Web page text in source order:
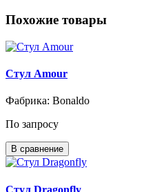
Похожие товары
Стул Amour
Фабрика: Bonaldo
По запросу
В сравнение
Стул Dragonfly